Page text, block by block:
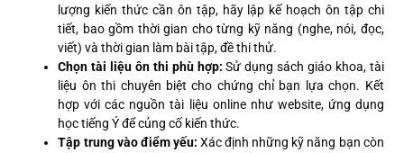
lượng kiến thức cần ôn tập, hãy lập kế hoạch ôn tập chi
tiết, bao gồm thời gian cho từng kỹ năng (nghe, nói, đọc,
viết) và thời gian làm bài tập, đề thi thử.
Chọn tài liệu ôn thi phù hợp: Sử dụng sách giáo khoa, tài
liệu ôn thi chuyên biệt cho chứng chỉ bạn lựa chọn. Kết
hợp với các nguồn tài liệu online như website, ứng dụng
học tiếng Ý để củng cố kiến thức.
Tập trung vào điểm yếu: Xác định những kỹ năng bạn còn